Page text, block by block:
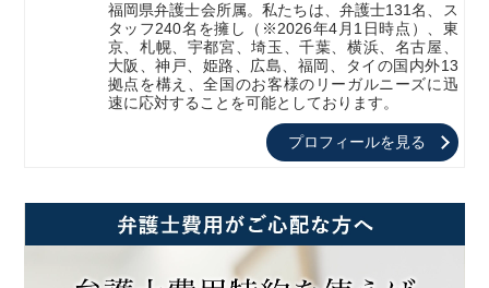
福岡県弁護士会所属。私たちは、弁護士131名、ス
タッフ240名を擁し（※2026年4月1日時点）、東
京、札幌、宇都宮、埼玉、千葉、横浜、名古屋、
大阪、神戸、姫路、広島、福岡、タイの国内外13
拠点を構え、全国のお客様のリーガルニーズに迅
速に応対することを可能としております。
プロフィールを見る